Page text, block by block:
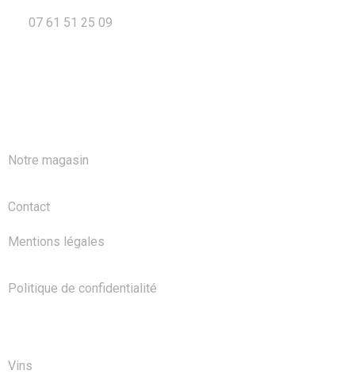
07 61 51 25 09
Notre magasin
Contact
Mentions légales
Politique de confidentialité
Vins